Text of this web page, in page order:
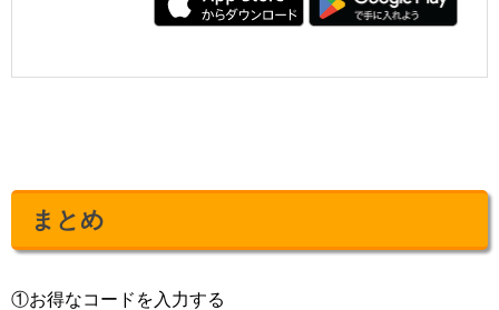
まとめ
①お得なコードを入力する